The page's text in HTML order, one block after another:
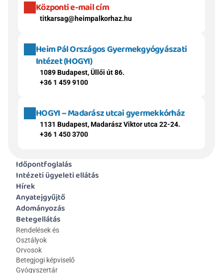
Központi e-mail cím
titkarsag@heimpalkorhaz.hu
Heim Pál Országos Gyermekgyógyászati
Intézet (HOGYI)
1089 Budapest, Üllői út 86.
+36 1 459 9100
HOGYI – Madarász utcai gyermekkórház
1131 Budapest, Madarász Viktor utca 22-24.
+36 1 450 3700
Időpontfoglalás
Intézeti ügyeleti ellátás
Hírek
Anyatejgyűjtő
Adományozás
Betegellátás
Rendelések és
Osztályok
Orvosok
Betegjogi képviselő
Gyógyszertár